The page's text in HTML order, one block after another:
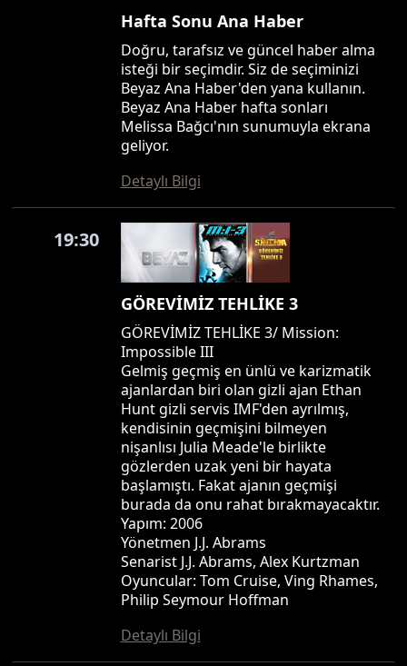
Hafta Sonu Ana Haber
Doğru, tarafsız ve güncel haber alma
isteği bir seçimdir. Siz de seçiminizi
Beyaz Ana Haber'den yana kullanın.
Beyaz Ana Haber hafta sonları
Melissa Bağcı'nın sunumuyla ekrana
geliyor.
Detaylı Bilgi
19:30
GÖREVİMİZ TEHLİKE 3
GÖREVİMİZ TEHLİKE 3/ Mission:
Impossible III
Gelmiş geçmiş en ünlü ve karizmatik
ajanlardan biri olan gizli ajan Ethan
Hunt gizli servis IMF'den ayrılmış,
kendisinin geçmişini bilmeyen
nişanlısı Julia Meade'le birlikte
gözlerden uzak yeni bir hayata
başlamıştı. Fakat ajanın geçmişi
burada da onu rahat bırakmayacaktır.
Yapım: 2006
Yönetmen J.J. Abrams
Senarist J.J. Abrams, Alex Kurtzman
Oyuncular: Tom Cruise, Ving Rhames,
Philip Seymour Hoffman
Detaylı Bilgi